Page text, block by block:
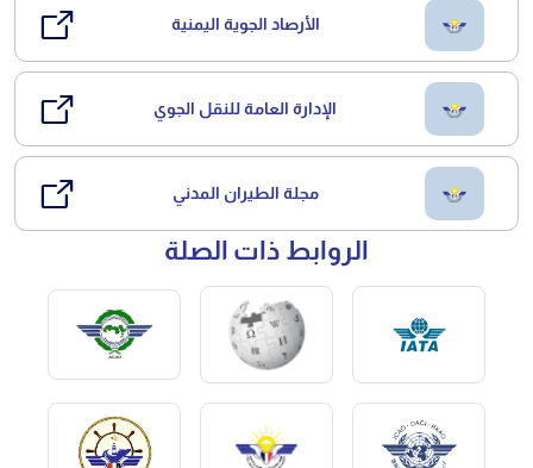
الأرصاد الجوية اليمنية
الإدارة العامة للنقل الجوي
مجلة الطيران المدني
الروابط ذات الصلة